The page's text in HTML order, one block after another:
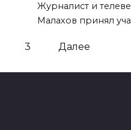
Журналист и
Малахов принял
3 Далее